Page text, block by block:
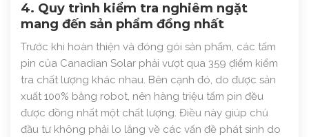
4. Quy trình kiểm tra nghiêm ngặt
mang đến sản phẩm đồng nhất
Trước khi hoàn thiện và đóng gói sản phẩm, các tấm
pin của Canadian Solar phải vượt qua 359 điểm kiểm
tra chất lượng khác nhau. Bên cạnh đó, do được sản
xuất 100% bằng robot, nên hàng triệu tấm pin đều
được đồng nhất một chất lượng. Điều này giúp chủ
đầu tư không phải lo lắng về các vấn đề phát sinh do